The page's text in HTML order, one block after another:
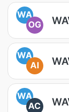
WA
OG
WA
AI
WA
AC